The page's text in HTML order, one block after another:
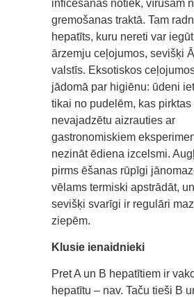
inficēšanās notiek, vīrusam
gremošanas traktā. Tam
hepatīts, kuru nereti var
ārzemju ceļojumos, sevišķi
valstīs. Eksotiskos
jādomā par higiēnu: ūdeni
tikai no pudelēm, kas pirktas
nevajadzētu aizrauties ar
gastronomiskiem
nezināt ēdiena izcelsmi.
pirms ēšanas rūpīgi
vēlams termiski apstrādāt,
sevišķi svarīgi ir regulāri
ziepēm.
Klusie ienaidnieki
Pret A un B hepatītiem ir
hepatītu – nav. Taču tieši B